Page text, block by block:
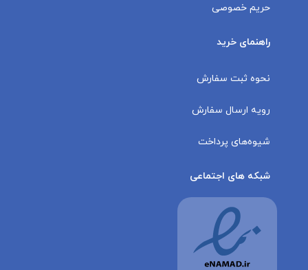
حریم خصوصی
راهنمای خرید
نحوه ثبت سفارش
رویه ارسال سفارش
شیوه‌های پرداخت
شبکه های اجتماعی